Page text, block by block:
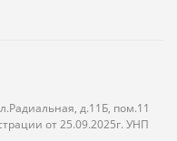
д.11Б, пом.11
от 25.09.2025г. УНП